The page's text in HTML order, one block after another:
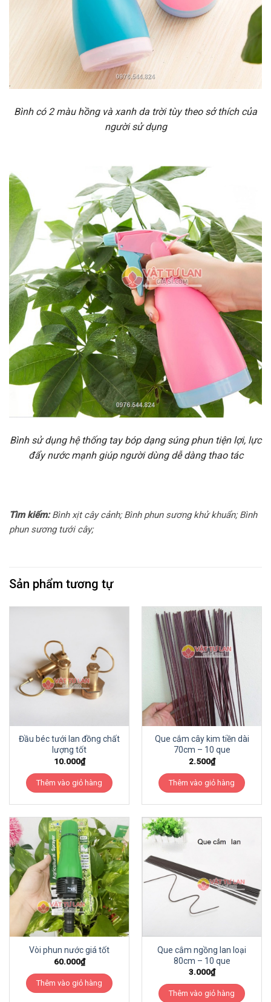
Bình có 2 màu hồng và xanh da trời tùy theo sở thích của
người sử dụng
Bình sử dụng hệ thống tay bóp dạng súng phun tiện lợi, lực
đẩy nước mạnh giúp người dùng dễ dàng thao tác
Tìm kiếm:Bình xịt cây cảnh; Bình phun sương khử khuẩn; Bình
phun sương tưới cây;
Sản phẩm tương tự
Đầu béc tưới lan đồng chất
lượng tốt
10.000₫
Thêm vào giỏ hàng
Que cắm cây kim tiền dài
70cm – 10 que
2.500₫
Thêm vào giỏ hàng
Vòi phun nước giá tốt
60.000₫
Thêm vào giỏ hàng
Que cắm ngồng lan loại
80cm – 10 que
3.000₫
Thêm vào giỏ hàng